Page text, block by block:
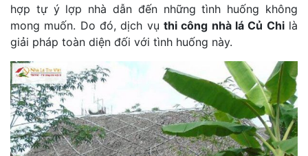
hợp tự ý lợp nhà dẫn đến những tình huống không
mong muốn. Do đó, dịch vụ thi công nhà lá Củ Chilà
giải pháp toàn diện đối với tình huống này.